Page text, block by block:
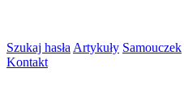
Szukaj hasła Artykuły Samouczek
Kontakt